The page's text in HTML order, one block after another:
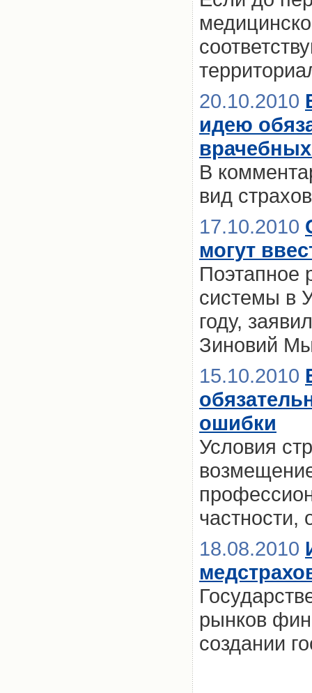
20.10.2010
идею
В
вид
17.10.2010
могут
Поэтапное
системы в
году,
Зиновий
15.10.2010
ошибки
Условия
18.08.2010
рынков
создании